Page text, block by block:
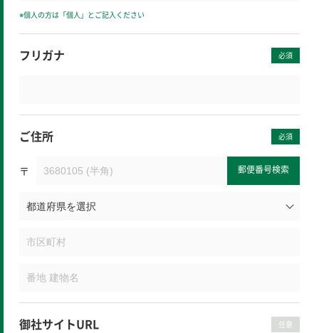
※個人の方は「個人」とご記入ください
フリガナ 必須
ご住所 必須
〒 郵便番号検索
御社サイトURL 任意